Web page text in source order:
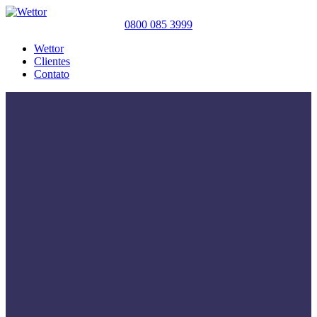
0800 085 3999
Wettor
Clientes
Contato